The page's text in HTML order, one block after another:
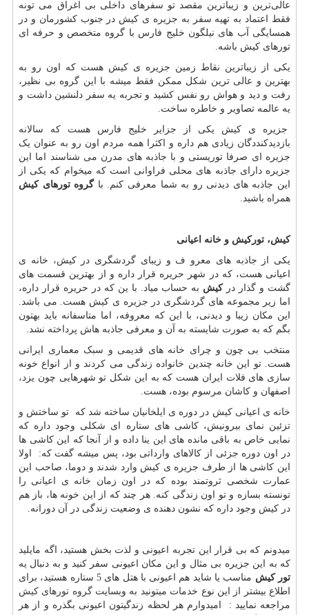
عالی‌ترین و زیباترین مقصد تو سفرهای داخلی بی اغراق می تونه
فقط اعتماد به تهیه سفر به جزیره ی کیش در جنوب کشورمان و در
همسایگی آب های نیلگون خلیج فارس با گروه متخصص و حرفه ای
تورهای کیش باشه.
یکی از زیباترین نقاط زمین جزیره ی کیش هست که اون رو به
بهترین و عالی ترین شکل ممکن فقط میشه با این گروه بی نظیر،
رفت و دید و هواش رو نفس کشید و تجربه یه سفر دلنشین داشت و
یه عالمه تصاویر و خاطره ساخت.
جزیره ی کیش یکی از جزایر خلیج فارس هست که سالانه
بازدیدکنددگان زیادی هم داره و اکثرا همه مردم اون رو به عنوان یک
جزیره ای صرفا توریستی و با جاذبه های مدرن می شناسند اما این
جزیره دارای جاذبه های محلی فراوانی است که میخوام که یکی از
این جاذبه های دیدنی رو به شما معرفی کنم. باگروه تورهای کیش
همراه باشید.
کیش، تورکیش و خانه اعیانی
یکی از جاذبه های معرو ف و زیبای گردشگری در کیش، خانه ی
اعیانی هست، که در شهر حریره قرار داره و از بهترین قسمت های
گشت و گذار درکیش به حساب میاد. با ین که در حریره قرار داره،
اما زیر مجموعه های گردشگری در جزیره ی کیش هست. می باشد.
این مکان زیبا و دیدنی، با این که معروفه، اما متاسفانه باید بهتون
بگم که به صورت شایسته به آن و معرفی جاذبه هاش پرداخته نشد.
منتخب بی چون و چرای خانه های قدیمی و سبک معماری ایرانی
هست. تو این خانه چندین خانواده زندگی می کردند و از انواع خونه
سازی های فلات ایران هست که به این شکل تو شهرهایی چون یزد،
اصفهان و کاشان مرسوم بوده، هست.
خانه ی اعیانی کیش در دوره ی ایلخانیان ساخته شد که تو ساختش و
تزئین نمای بیرونیش، کاشی های ستاره ای شکلی وجود داره که
نمایی خاص به باقی مانده های این ینا داده و از آنجا که این کاشی ها
در اون دوره جزئی از کالاهای وارداتی بود، پس میشه گفت که: اولا
این کاشی ها از طرف جزیره ی کیش وارد شدند و دوما، صاحب این
عمارت شخصی ثروتمند بوده که در اون زمان خانه ی اعیانی را
تونسته بسازه و تو اون زندگی کنه. هر چند که از این خونه ها، باز هم
در کیش وجود داره که نشون دهنده ی وضعیت زندگی در آن دورانه.
میدونم که بی قرار این تجربه اعیونی و لذت بخش هستید، اگه مایلید
که به این جزیره بی مثال و این مکان اعیونی سفر کنید و به دنبال یه
تور کیش
مناسب یا شاید هم اعیونی با هتل های 5 ستاره هستید، برای
اطلاع بیشتر از این نوع خدمات میتونید به وبسایتگروه تورهای کیش
مراجعه نمایید : امیدوارم هر لحظه زندگیتون اعیونی بگذره و از هر